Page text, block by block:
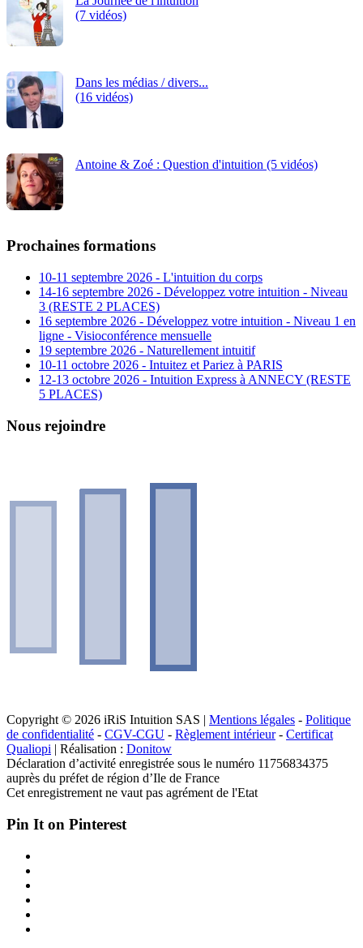
(7 vidéos)
Dans les médias / divers...
(16 vidéos)
Antoine & Zoé : Question d'intuition (5 vidéos)
Prochaines formations
10-11 septembre 2026 - L'intuition du corps
14-16 septembre 2026 - Développez votre intuition - Niveau
3 (RESTE 2 PLACES)
16 septembre 2026 - Développez votre intuition - Niveau 1 en
ligne - Visioconférence mensuelle
19 septembre 2026 - Naturellement intuitif
10-11 octobre 2026 - Intuitez et Pariez à PARIS
12-13 octobre 2026 - Intuition Express à ANNECY (RESTE
5 PLACES)
Nous rejoindre
Copyright © 2026 iRiS Intuition SAS | Mentions légales - Politique
de confidentialité - CGV-CGU - Règlement intérieur- Certificat
Qualiopi | Réalisation : Donitow
Déclaration d’activité enregistrée sous le numéro 11756834375
auprès du préfet de région d’Ile de France
Cet enregistrement ne vaut pas agrément de l'Etat
Pin It on Pinterest